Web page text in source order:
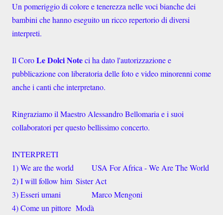
Un pomeriggio di colore e tenerezza nelle voci bianche dei
bambini che hanno eseguito un ricco repertorio di diversi
interpreti.
Il CoroLe Dolci Noteci ha dato l'autorizzazione e
pubblicazione con liberatoria delle foto e video minorenni come
anche i canti che interpretano.
Ringraziamo il Maestro Alessandro Bellomaria e i suoi
collaboratori per questo bellissimo concerto.
INTERPRETI
1) We are the world
USA For Africa - We Are The World
2) I will follow him Sister Act
3) Esseri umani
Marco Mengoni
4) Come un pittore Modà